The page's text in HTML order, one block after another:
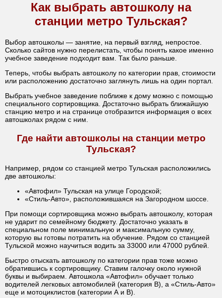
Как выбрать автошколу на
станции метро Тульская?
Выбор автошколы — занятие, на первый взгляд, непростое.
Сколько сайтов нужно перелистать, чтобы понять какое именно
учебное заведение подходит вам. Так было раньше.
Теперь, чтобы выбрать автошколу по категории прав, стоимости
или расположению достаточно заглянуть лишь на один портал.
Выбрать учебное заведение поближе к дому можно с помощью
специального сортировщика. Достаточно выбрать ближайшую
станцию метро и на странице отобразится информация о всех
автошколах рядом с ним.
Где найти автошколы на станции метро
Тульская?
Например, рядом со станцией метро Тульская расположились
две автошколы:
«Автофил» Тульская на улице Городской;
«Стиль-Авто», расположившаяся на Загородном шоссе.
При помощи сортировщика можно выбрать автошколу, которая
не ударит по семейному бюджету. Достаточно указать в
специальном поле минимальную и максимальную сумму,
которую вы готовы потратить на обучение. Рядом со станцией
Тульской можно научиться водить за 33000 или 47000 рублей.
Быстро отыскать автошколу по категории прав тоже можно
обратившись к сортировщику. Ставим галочку около нужной
буквы и выбираем. Автошкола «Автофил» обучает только
водителей легковых автомобилей (категория В), а «Стиль-Авто»
еще и мотоциклистов (категории А и В).